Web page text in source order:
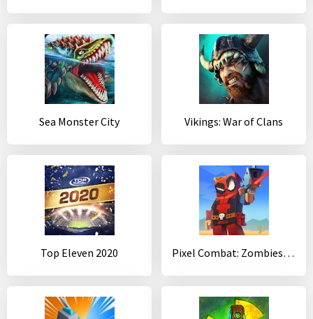
Sea Monster City Vikings: War of Clans
Top Eleven 2020 Pixel Combat: Zombies Strike